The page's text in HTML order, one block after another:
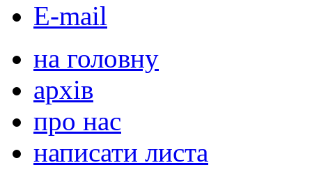
E-mail
на головну
архів
про нас
написати листа